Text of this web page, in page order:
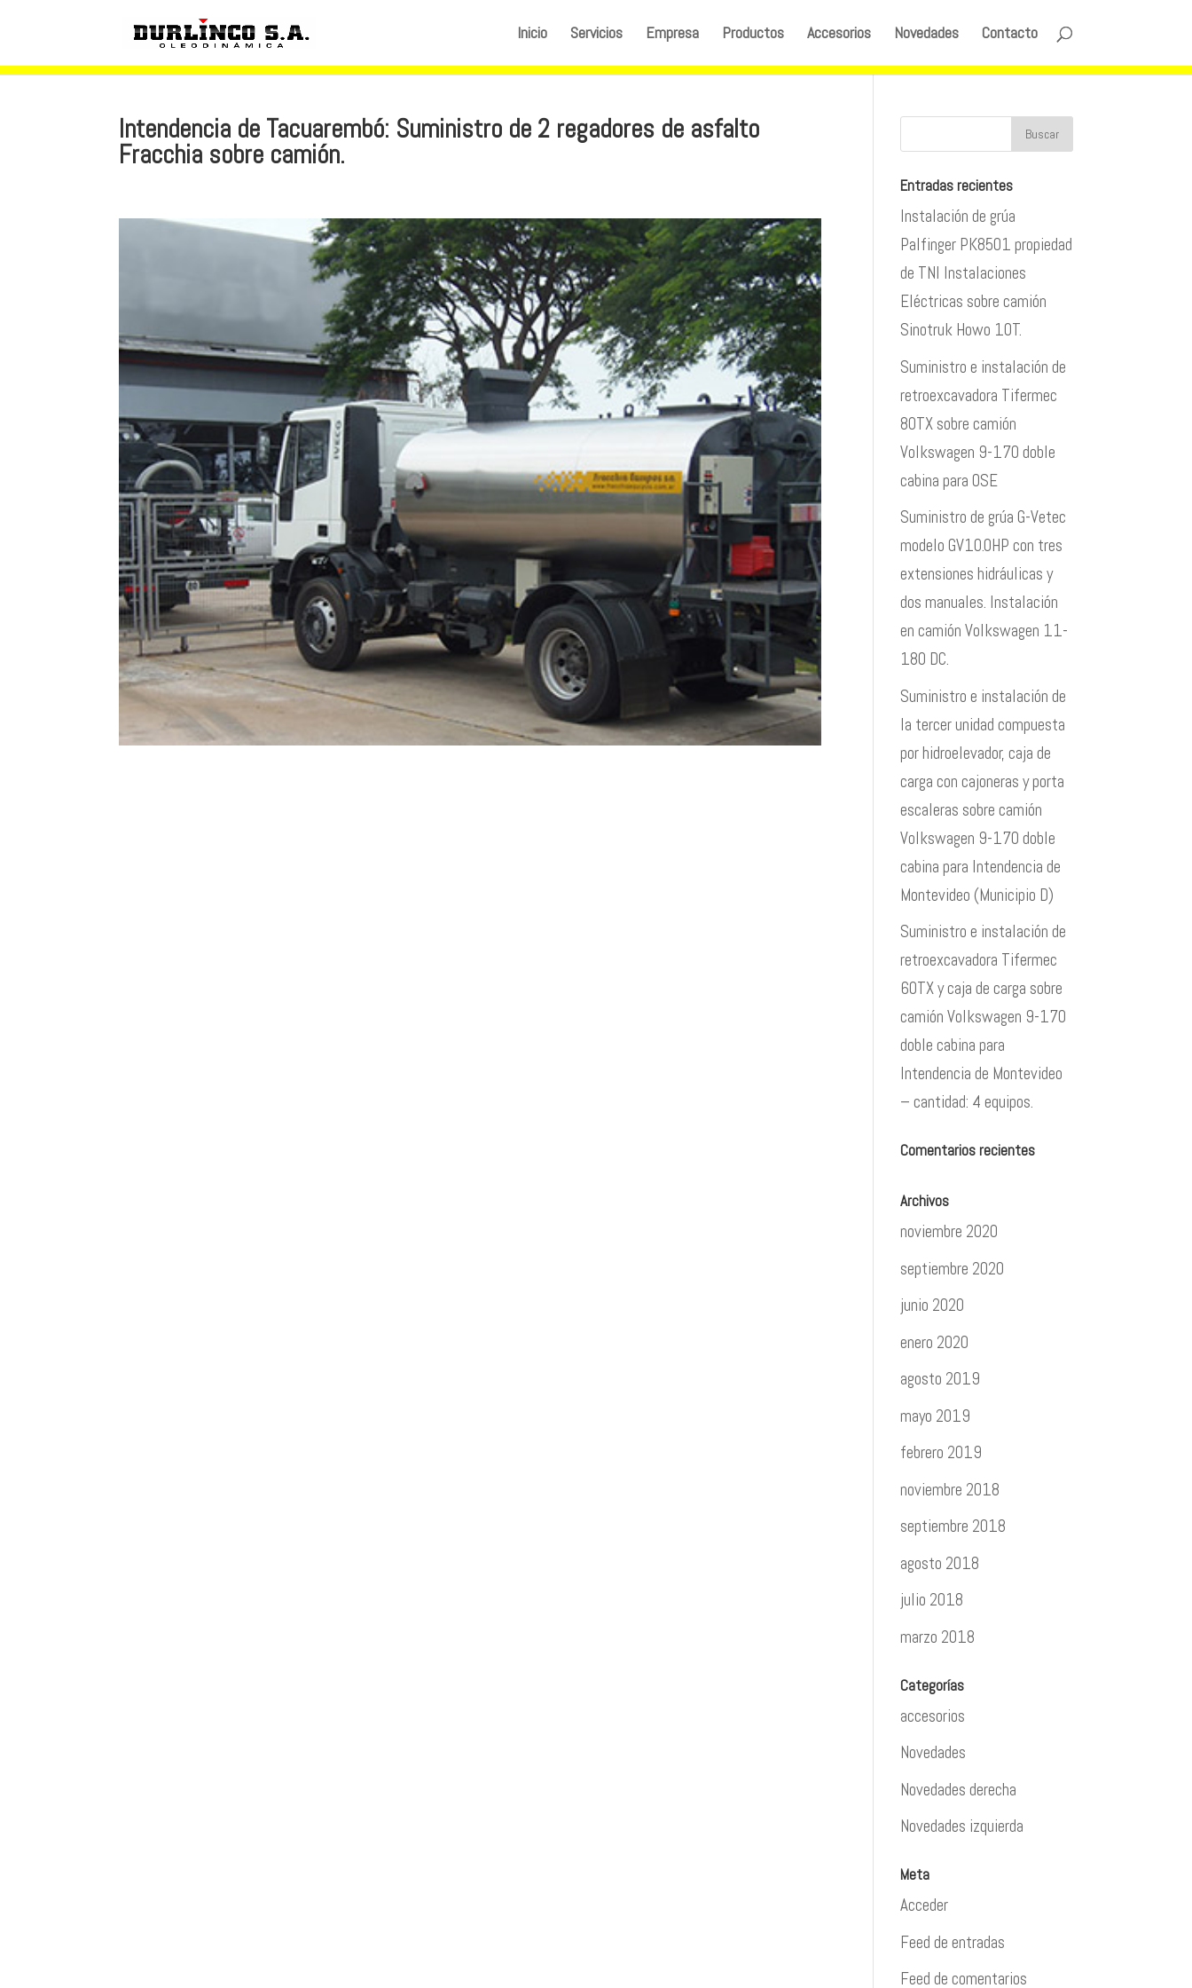
Inicio Servicios Empresa Productos Accesorios Novedades Contacto
Intendencia de Tacuarembó: Suministro de 2 regadores de asfalto
Fracchia sobre camión.
Entradas recientes
Instalación de grúa
Palfinger PK8501 propiedad
de TNI Instalaciones
Eléctricas sobre camión
Sinotruk Howo 10T.
Suministro e instalación de
retroexcavadora Tifermec
80TX sobre camión
Volkswagen 9-170 doble
cabina para OSE
Suministro de grúa G-Vetec
modelo GV10.0HP con tres
extensiones hidráulicas y
dos manuales. Instalación
en camión Volkswagen 11-
180 DC.
Suministro e instalación de
la tercer unidad compuesta
por hidroelevador, caja de
carga con cajoneras y porta
escaleras sobre camión
Volkswagen 9-170 doble
cabina para Intendencia de
Montevideo (Municipio D)
Suministro e instalación de
retroexcavadora Tifermec
60TX y caja de carga sobre
camión Volkswagen 9-170
doble cabina para
Intendencia de Montevideo
– cantidad: 4 equipos.
Comentarios recientes
Archivos
noviembre 2020
septiembre 2020
junio 2020
enero 2020
agosto 2019
mayo 2019
febrero 2019
noviembre 2018
septiembre 2018
agosto 2018
julio 2018
marzo 2018
Categorías
accesorios
Novedades
Novedades derecha
Novedades izquierda
Meta
Acceder
Feed de entradas
Feed de comentarios